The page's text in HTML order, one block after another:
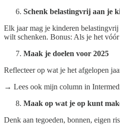
Schenk belastingvrij aan je
Elk jaar mag je kinderen
wilt schenken. Bonus: Als je het
Maak je doelen voor 2025
Reflecteer op wat je het afgelopen
→ Lees ook mijn column in
Maak op wat je op kunt
Denk aan tegoeden, bonnen, eigen